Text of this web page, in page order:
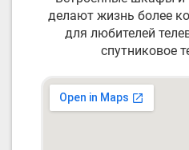
делают жизнь более
для любителей
спутниковое